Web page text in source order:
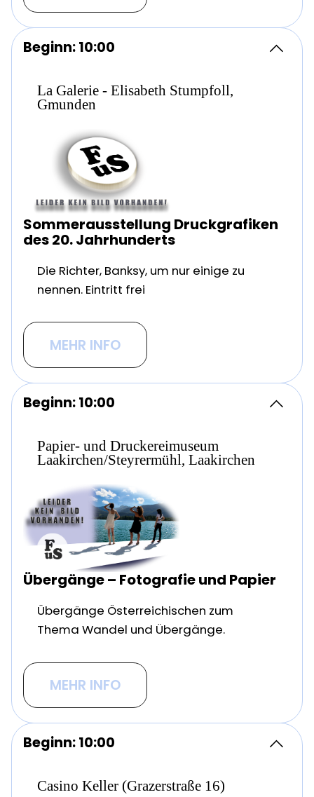
Beginn: 10:00
La Galerie - Elisabeth Stumpfoll,
Gmunden
Sommerausstellung Druckgrafiken
des 20. Jahrhunderts
Die Richter, Banksy, um nur einige zu
nennen. Eintritt frei
MEHR INFO
Beginn: 10:00
Papier- und Druckereimuseum
Laakirchen/Steyrermühl, Laakirchen
Übergänge – Fotografie und Papier
Übergänge Österreichischen zum
Thema Wandel und Übergänge.
MEHR INFO
Beginn: 10:00
Casino Keller (Grazerstraße 16)